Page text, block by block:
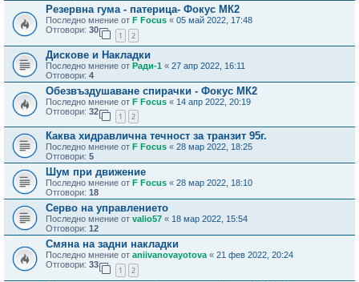
Резервна гума - патерица- Фокус МК2
Последно мнение от F Focus « 05 май 2022, 17:48
Отговори: 30
1 2
Дискове и Накладки
Последно мнение от Ради-1 « 27 апр 2022, 16:11
Отговори: 4
Обезвъздушаване спирачки - Фокус МК2
Последно мнение от F Focus « 14 апр 2022, 20:19
Отговори: 32
1 2
Каква хидравлична течност за транзит 95г.
Последно мнение от F Focus « 28 мар 2022, 18:25
Отговори: 5
Шум при движение
Последно мнение от F Focus « 28 мар 2022, 18:10
Отговори: 18
Серво на управлението
Последно мнение от valio57 « 18 мар 2022, 15:54
Отговори: 12
Смяна на задни накладки
Последно мнение от aniivanovayotova « 21 фев 2022, 20:24
Отговори: 33
1 2